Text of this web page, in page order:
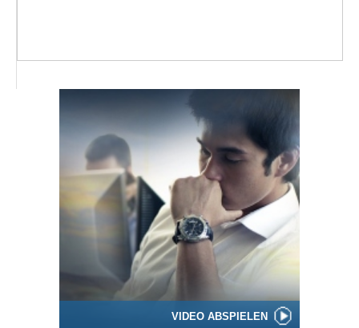
VIDEO ABSPIELEN